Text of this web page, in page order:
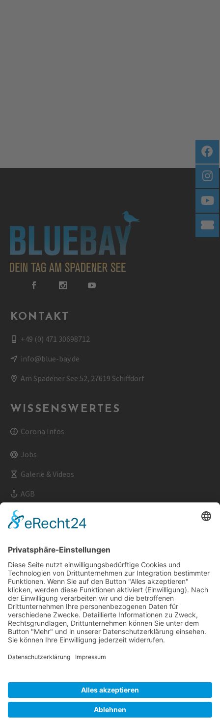
KONTAKT
+49 (0) 471 30698712
info@blue-bay.de
Am Spadener See 52, 27619 Schiffdorf
WISSENSWERTES
Corona Infos
Jobs
Galerie & Videos
AGB
Datenschutz
Kontakt & Anfahrt